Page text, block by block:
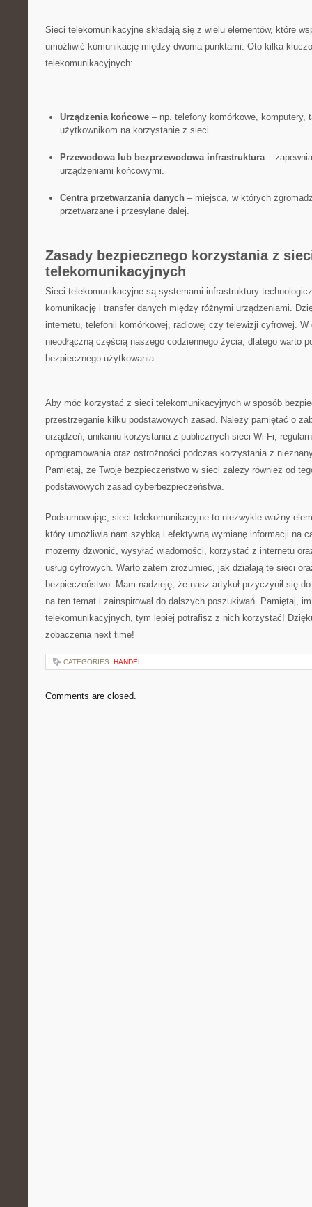
Sieci telekomunikacyjne składają się z wielu ⁢elementów, ⁢które
umożliwić komunikację między dwoma punktami. Oto kilka
telekomunikacyjnych:
Urządzenia końcowe– np. telefony komórkowe, komputery,
użytkownikom na korzystanie z sieci.
Przewodowa lub bezprzewodowa infrastruktura–
urządzeniami końcowymi.
Centra przetwarzania danych– miejsca, w których
przetwarzane i przesyłane dalej.
Zasady bezpiecznego korzystania z
telekomunikacyjnych
Sieci telekomunikacyjne są systemami infrastruktury
komunikację i transfer danych między różnymi urządzeniami.
internetu, telefonii komórkowej, radiowej czy telewizji ⁣cyfrowej.
⁤nieodłączną częścią naszego‍ codziennego ⁢życia, dlatego warto
bezpiecznego użytkowania.
Aby móc⁣ korzystać z sieci telekomunikacyjnych w sposób
przestrzeganie kilku⁤ podstawowych zasad. Należy pamiętać o
urządzeń, unikaniu korzystania z publicznych sieci Wi-Fi,
oprogramowania oraz⁤ ostrożności podczas korzystania z
Pamietaj,‌ że⁤ Twoje bezpieczeństwo w sieci zależy również od
podstawowych zasad cyberbezpieczeństwa.
Podsumowując, sieci telekomunikacyjne to niezwykle ważny
który umożliwia ‍nam szybką i efektywną wymianę informacji na
możemy dzwonić, wysyłać wiadomości, korzystać z internetu
usług cyfrowych. Warto zatem zrozumieć, jak działają te sieci
bezpieczeństwo. Mam nadzieję, że nasz artykuł przyczynił się
na ⁢ten ‌temat i zainspirował do​ dalszych poszukiwań. Pamiętaj,
telekomunikacyjnych, tym lepiej potrafisz ​z nich korzystać!
zobaczenia ​next time!
CATEGORIES: HANDEL
Comments are closed.